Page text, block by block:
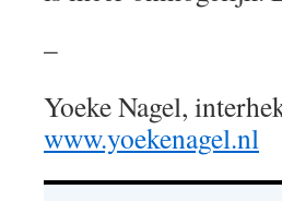
–
Yoeke Nagel,
www.yoekenagel.nl